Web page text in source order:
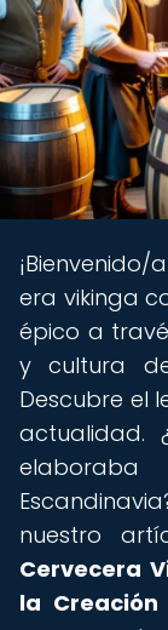
¡Bienvenido/
era vikinga
épico a
y cultura
Descubre el
actualidad.
nuestro
Cervecera
la